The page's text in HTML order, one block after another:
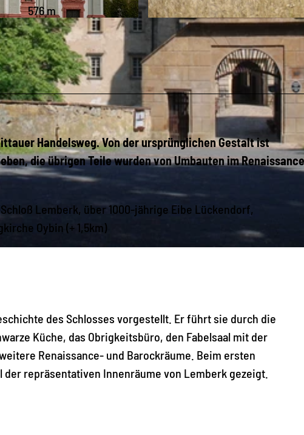
© Tourismuszentrum Naturpark Zittauer Gebirge, Das
576 m
Handelsweg. Von der ursprünglichen Gestalt ist
die übrigen Teile wurden von Umbauten im
Schloß Lemberk, über 1000-jährige Eibe Lückendorf,
Oybin (+ 1,5km)
des Schlosses vorgestellt. Er führt sie durch die
Küche, das Obrigkeitsbüro, den Fabelsaal mit der
Renaissance- und Barockräume. Beim ersten
repräsentativen Innenräume von Lemberk gezeigt.